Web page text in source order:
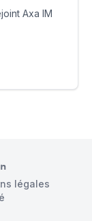
Axa IM
LinkedIn
légales